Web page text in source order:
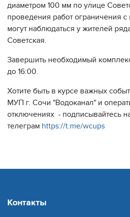
диаметром 100 мм по улице
проведения работ ограничения
могут наблюдаться у жителей
Советская.
Завершить необходимый
до 16:00.
Хотите быть в курсе важных
МУП г. Сочи "Водоканал" и
отключениях - подписывайтесь
телеграм https://t.me/wcups
Контакты